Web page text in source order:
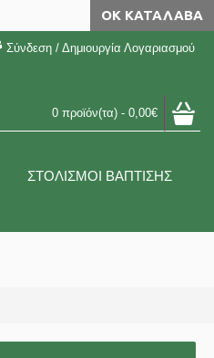
ΟΚ ΚΑΤΆΛΑΒΑ
Σύνδεση / Δημιουργία Λογαριασμού
0 προϊόν(τα) - 0,00€
ΣΤΟΛΙΣΜΟΙ ΒΑΠΤΙΣΗΣ